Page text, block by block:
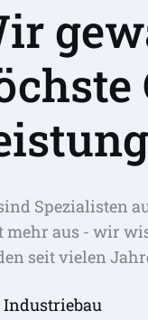
Spezialisten
aus - wir
seit vielen
Industriebau